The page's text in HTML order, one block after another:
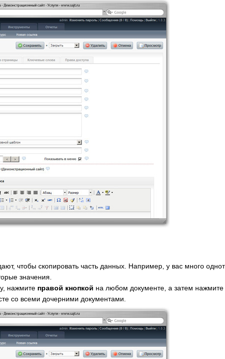
чтобы скопировать часть данных. Например, у вас много
значения.
нажмите правой кнопкой на любом документе, а затем
со всеми дочерними документами.